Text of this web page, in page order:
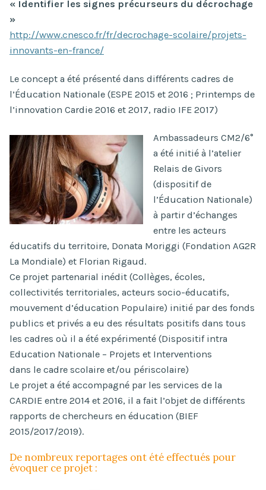
« Identifier les signes précurseurs du décrochage
»
http://www.cnesco.fr/fr/decrochage-scolaire/projets-
innovants-en-france/
Le concept a été présenté dans différents cadres de
l’Éducation Nationale (ESPE 2015 et 2016 ; Printemps de
l’innovation Cardie 2016 et 2017, radio IFE 2017)
Ambassadeurs CM2/6°
a été initié à l’atelier
Relais de Givors
(dispositif de
l’Éducation Nationale)
à partir d’échanges
entre les acteurs
éducatifs du territoire, Donata Moriggi (Fondation AG2R
La Mondiale) et Florian Rigaud.
Ce projet partenarial inédit (Collèges, écoles,
collectivités territoriales, acteurs socio-éducatifs,
mouvement d’éducation Populaire) initié par des fonds
publics et privés a eu des résultats positifs dans tous
les cadres où il a été expérimenté (Dispositif intra
Education Nationale – Projets et Interventions
dans le cadre scolaire et/ou périscolaire)
Le projet a été accompagné par les services de la
CARDIE entre 2014 et 2016, il a fait l’objet de différents
rapports de chercheurs en éducation (BIEF
2015/2017/2019).
De nombreux reportages ont été effectués pour
évoquer ce projet :